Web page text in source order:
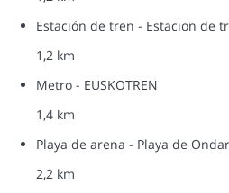
Estación de tren - Estacion de
1,2 km
Metro - EUSKOTREN
1,4 km
Playa de arena - Playa de
2,2 km